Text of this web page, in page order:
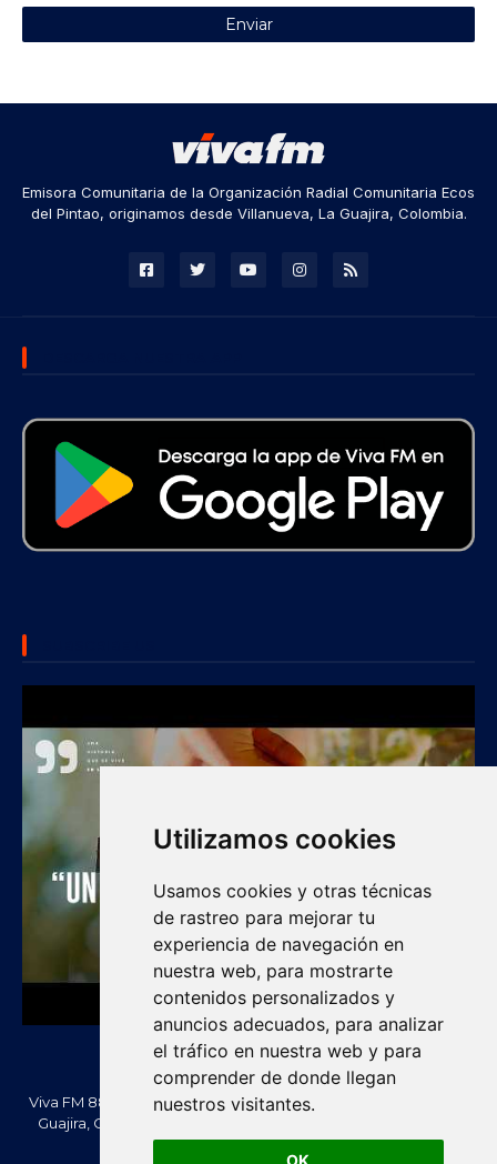
Utilizamos cookies
Usamos cookies y otras técnicas
de rastreo para mejorar tu
experiencia de navegación en
nuestra web, para mostrarte
contenidos personalizados y
anuncios adecuados, para analizar
el tráfico en nuestra web y para
comprender de donde llegan
nuestros visitantes.
OK
Emisora Comunitaria de la Organización Radial Comunitaria Ecos
del Pintao, originamos desde Villanueva, La Guajira, Colombia.
Viva FM 88.2 FM es una emisora comunitaria de Villanueva, La
Guajira, Colombia. Información, noticias, cultura, vallenato y
actualidad regional.